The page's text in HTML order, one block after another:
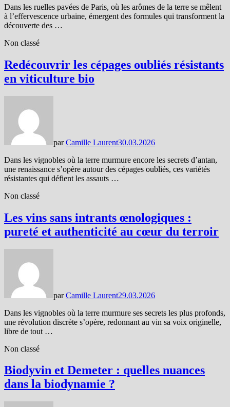
Dans les ruelles pavées de Paris, où les arômes de la terre se mêlent
à l’effervescence urbaine, émergent des formules qui transforment la
découverte des …
Non classé
Redécouvrir les cépages oubliés résistants
en viticulture bio
parCamille Laurent30.03.2026
Dans les vignobles où la terre murmure encore les secrets d’antan,
une renaissance s’opère autour des cépages oubliés, ces variétés
résistantes qui défient les assauts …
Non classé
Les vins sans intrants œnologiques :
pureté et authenticité au cœur du terroir
parCamille Laurent29.03.2026
Dans les vignobles où la terre murmure ses secrets les plus profonds,
une révolution discrète s’opère, redonnant au vin sa voix originelle,
libre de tout …
Non classé
Biodyvin et Demeter : quelles nuances
dans la biodynamie ?